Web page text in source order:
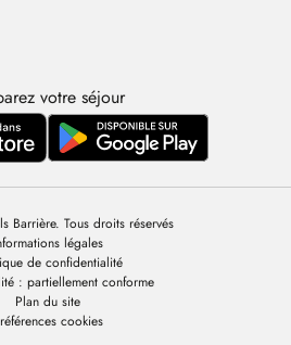
votre séjour
Barrière. Tous droits réservés
légales
de confidentialité
: partiellement conforme
Plan du site
cookies